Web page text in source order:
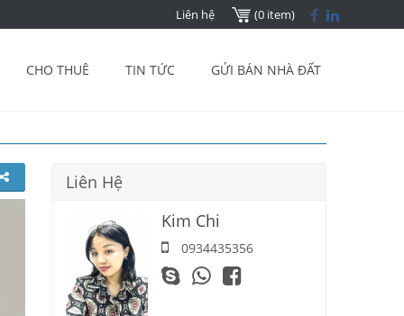
Liên hệ (0 item)
CHO THUÊ TIN TỨC GỬI BÁN NHÀ ĐẤT
Liên Hệ
Kim Chi
0934435356